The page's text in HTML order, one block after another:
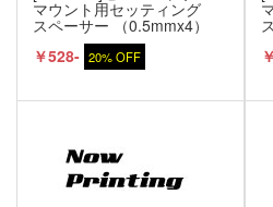
マウント用セッティング
スペーサー （0.5mmx4）
￥528- 20% OFF